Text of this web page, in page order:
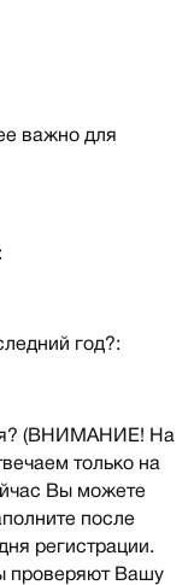
важно для
год?:
(ВНИМАНИЕ! На
только на
Вы можете
после
регистрации.
проверяют Вашу